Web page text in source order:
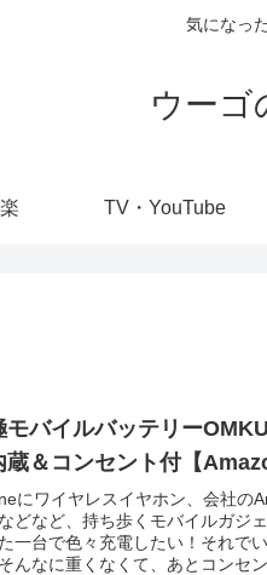
気になっ
ウーゴ
TV・YouTube
モバイルバッテリー
蔵＆コンセント付【
にワイヤレスイヤホン、会社の
どなど、持ち歩くモバイルガジ
一台で色々充電したい！それで
んなに重くなくて、あとコンセン